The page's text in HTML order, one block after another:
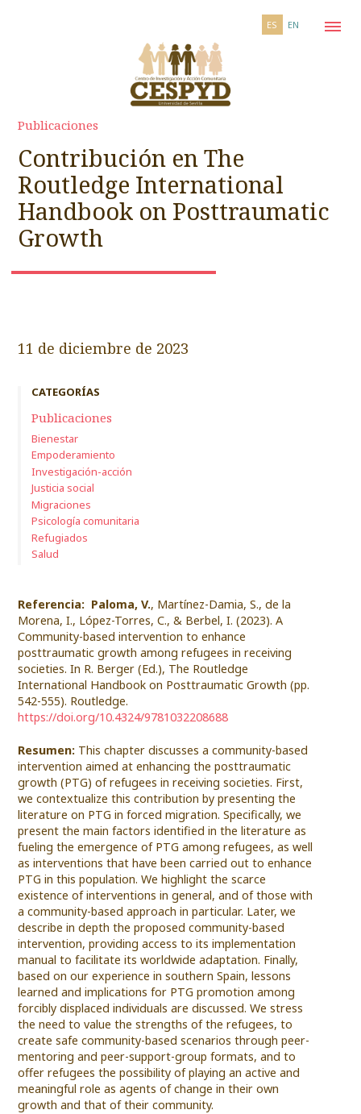
ES EN
Publicaciones
Contribución en The
Routledge International
Handbook on Posttraumatic
Growth
11 de diciembre de 2023
CATEGORÍAS
Publicaciones
Bienestar
Empoderamiento
Investigación-acción
Justicia social
Migraciones
Psicología comunitaria
Refugiados
Salud
Referencia: Paloma, V., Martínez-Damia, S., de la
Morena, I., López-Torres, C., & Berbel, I. (2023). A
Community-based intervention to enhance
posttraumatic growth among refugees in receiving
societies. In R. Berger (Ed.), The Routledge
International Handbook on Posttraumatic Growth (pp.
542-555). Routledge.
https://doi.org/10.4324/9781032208688
Resumen: This chapter discusses a community-based
intervention aimed at enhancing the posttraumatic
growth (PTG) of refugees in receiving societies. First,
we contextualize this contribution by presenting the
literature on PTG in forced migration. Specifically, we
present the main factors identified in the literature as
fueling the emergence of PTG among refugees, as well
as interventions that have been carried out to enhance
PTG in this population. We highlight the scarce
existence of interventions in general, and of those with
a community-based approach in particular. Later, we
describe in depth the proposed community-based
intervention, providing access to its implementation
manual to facilitate its worldwide adaptation. Finally,
based on our experience in southern Spain, lessons
learned and implications for PTG promotion among
forcibly displaced individuals are discussed. We stress
the need to value the strengths of the refugees, to
create safe community-based scenarios through peer-
mentoring and peer-support-group formats, and to
offer refugees the possibility of playing an active and
meaningful role as agents of change in their own
growth and that of their community.